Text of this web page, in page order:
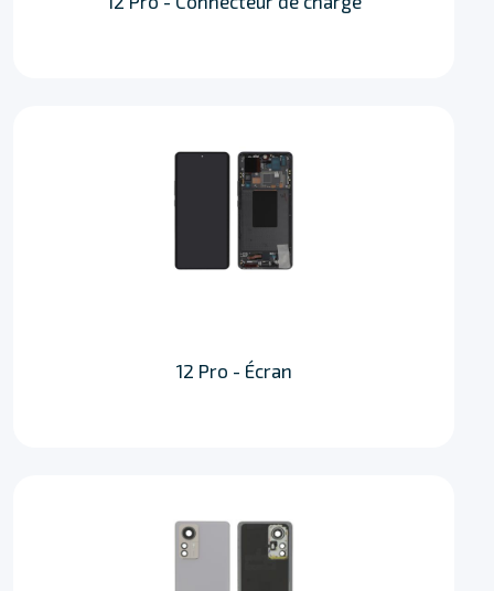
12 Pro - Écran